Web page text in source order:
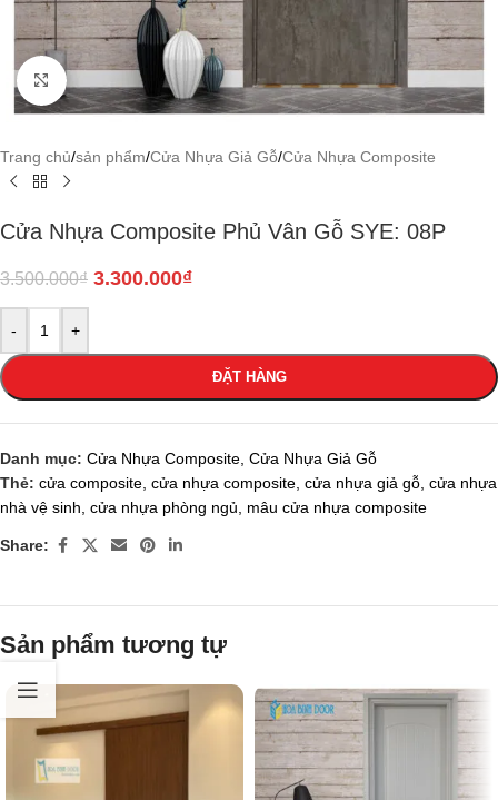
Click to enlarge
Trang chủ/sản phẩm/Cửa Nhựa Giả Gỗ/Cửa Nhựa Composite
Cửa Nhựa Composite Phủ Vân Gỗ SYE: 08P
3.500.000₫ 3.300.000₫
- +
ĐẶT HÀNG
Danh mục: Cửa Nhựa Composite Cửa Nhựa Giả Gỗ
Thẻ: cửa composite cửa nhựa composite cửa nhựa giả gỗ cửa nhựa
nhà vệ sinh cửa nhựa phòng ngủ mâu cửa nhựa composite
Share:
Sản phẩm tương tự